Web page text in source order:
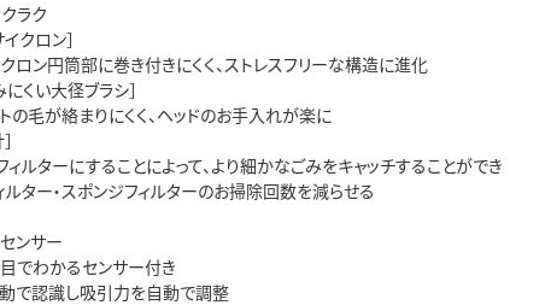
ラク
クロン］
ロン円筒部に巻き付きにくく、ストレスフリーな構造に進化
にくい大径ブラシ］
の毛が絡まりにくく、ヘッドのお手入れが楽に
ィルターにすることによって、より細かなごみをキャッチすることができ
ルター・スポンジフィルターのお掃除回数を減らせる
ンサー
でわかるセンサー付き
で認識し吸引力を自動で調整